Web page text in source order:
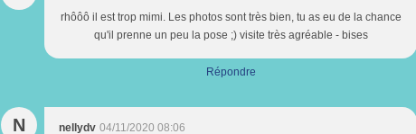
rhôôô il est trop mimi. Les photos sont très bien, tu as eu de la chance
qu'il prenne un peu la pose ;) visite très agréable - bises
Répondre
N nellydv 04/11/2020 08:06